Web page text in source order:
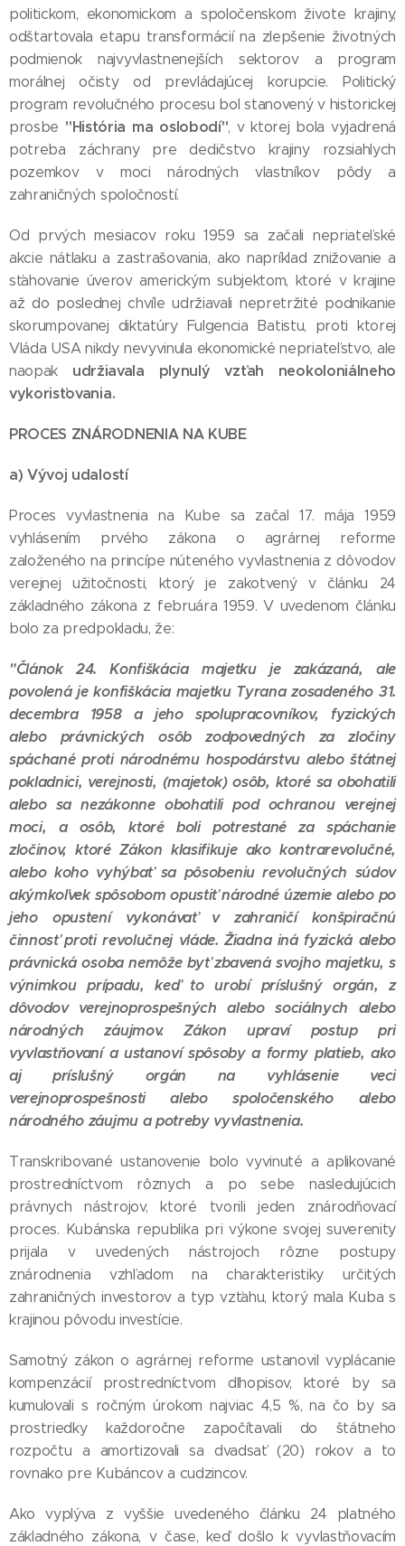
politickom, ekonomickom a spoločenskom živote krajiny,
odštartovala etapu transformácií na zlepšenie životných
podmienok najvyvlastnenejších sektorov a program
morálnej očisty od prevládajúcej korupcie. Politický
program revolučného procesu bol stanovený v historickej
prosbe "História ma oslobodí", v ktorej bola vyjadrená
potreba záchrany pre dedičstvo krajiny rozsiahlych
pozemkov v moci národných vlastníkov pôdy a
zahraničných spoločností.
Od prvých mesiacov roku 1959 sa začali nepriateľské
akcie nátlaku a zastrašovania, ako napríklad znižovanie a
sťahovanie úverov americkým subjektom, ktoré v krajine
až do poslednej chvíle udržiavali nepretržité podnikanie
skorumpovanej diktatúry Fulgencia Batistu, proti ktorej
Vláda USA nikdy nevyvinula ekonomické nepriateľstvo, ale
naopak udržiavala plynulý vzťah neokoloniálneho
vykorisťovania.
PROCES ZNÁRODNENIA NA KUBE
a) Vývoj udalostí
Proces vyvlastnenia na Kube sa začal 17. mája 1959
vyhlásením prvého zákona o agrárnej reforme
založeného na princípe núteného vyvlastnenia z dôvodov
verejnej užitočnosti, ktorý je zakotvený v článku 24
základného zákona z februára 1959. V uvedenom článku
bolo za predpokladu, že:
"Článok 24. Konfiškácia majetku je zakázaná, ale
povolená je konfiškácia majetku Tyrana zosadeného 31.
decembra 1958 a jeho spolupracovníkov, fyzických
alebo právnických osôb zodpovedných za zločiny
spáchané proti národnému hospodárstvu alebo štátnej
pokladnici, verejnosti, (majetok) osôb, ktoré sa obohatili
alebo sa nezákonne obohatili pod ochranou verejnej
moci, a osôb, ktoré boli potrestané za spáchanie
zločinov, ktoré Zákon klasifikuje ako kontrarevolučné,
alebo koho vyhýbať sa pôsobeniu revolučných súdov
akýmkoľvek spôsobom opustiť národné územie alebo po
jeho opustení vykonávať v zahraničí konšpiračnú
činnosť proti revolučnej vláde. Žiadna iná fyzická alebo
právnická osoba nemôže byť zbavená svojho majetku, s
výnimkou prípadu, keď to urobí príslušný orgán, z
dôvodov verejnoprospešných alebo sociálnych alebo
národných záujmov. Zákon upraví postup pri
vyvlastňovaní a ustanoví spôsoby a formy platieb, ako
aj príslušný orgán na vyhlásenie veci
verejnoprospešnosti alebo spoločenského alebo
národného záujmu a potreby vyvlastnenia.
Transkribované ustanovenie bolo vyvinuté a aplikované
prostredníctvom rôznych a po sebe nasledujúcich
právnych nástrojov, ktoré tvorili jeden znárodňovací
proces. Kubánska republika pri výkone svojej suverenity
prijala v uvedených nástrojoch rôzne postupy
znárodnenia vzhľadom na charakteristiky určitých
zahraničných investorov a typ vzťahu, ktorý mala Kuba s
krajinou pôvodu investície.
Samotný zákon o agrárnej reforme ustanovil vyplácanie
kompenzácií prostredníctvom dlhopisov, ktoré by sa
kumulovali s ročným úrokom najviac 4,5 %, na čo by sa
prostriedky každoročne započítavali do štátneho
rozpočtu a amortizovali sa dvadsať (20) rokov a to
rovnako pre Kubáncov a cudzincov.
Ako vyplýva z vyššie uvedeného článku 24 platného
základného zákona, v čase, keď došlo k vyvlastňovacím